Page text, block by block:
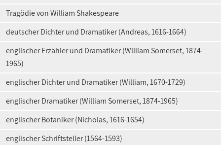
Tragödie von William Shakespeare
deutscher Dichter und Dramatiker (Andreas, 1616-1664)
englischer Erzähler und Dramatiker (William Somerset, 1874-
1965)
englischer Dichter und Dramatiker (William, 1670-1729)
englischer Dramatiker (William Somerset, 1874-1965)
englischer Botaniker (Nicholas, 1616-1654)
englischer Schriftsteller (1564-1593)